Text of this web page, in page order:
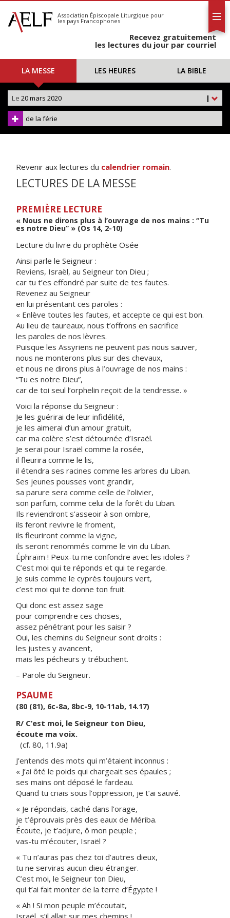
S'abonner
Calendrier
Association Épiscopale Liturgique pour
les pays Francophones
Recevez gratuitement
les lectures du jour par courriel
LA MESSE LES HEURES LA BIBLE
|
Le 20 mars 2020
de la férie
Revenir aux lectures du calendrier romain.
LECTURES DE LA MESSE
PREMIÈRE LECTURE
« Nous ne dirons plus à l’ouvrage de nos mains : “Tu
es notre Dieu” » (Os 14, 2-10)
Lecture du livre du prophète Osée
Ainsi parle le Seigneur :
Reviens, Israël, au Seigneur ton Dieu ;
car tu t’es effondré par suite de tes fautes.
Revenez au Seigneur
en lui présentant ces paroles :
« Enlève toutes les fautes, et accepte ce qui est bon.
Au lieu de taureaux, nous t’offrons en sacrifice
les paroles de nos lèvres.
Puisque les Assyriens ne peuvent pas nous sauver,
nous ne monterons plus sur des chevaux,
et nous ne dirons plus à l’ouvrage de nos mains :
“Tu es notre Dieu”,
car de toi seul l’orphelin reçoit de la tendresse. »
Voici la réponse du Seigneur :
Je les guérirai de leur infidélité,
je les aimerai d’un amour gratuit,
car ma colère s’est détournée d’Israël.
Je serai pour Israël comme la rosée,
il fleurira comme le lis,
il étendra ses racines comme les arbres du Liban.
Ses jeunes pousses vont grandir,
sa parure sera comme celle de l’olivier,
son parfum, comme celui de la forêt du Liban.
Ils reviendront s’asseoir à son ombre,
ils feront revivre le froment,
ils fleuriront comme la vigne,
ils seront renommés comme le vin du Liban.
Éphraïm ! Peux-tu me confondre avec les idoles ?
C’est moi qui te réponds et qui te regarde.
Je suis comme le cyprès toujours vert,
c’est moi qui te donne ton fruit.
Qui donc est assez sage
pour comprendre ces choses,
assez pénétrant pour les saisir ?
Oui, les chemins du Seigneur sont droits :
les justes y avancent,
mais les pécheurs y trébuchent.
– Parole du Seigneur.
PSAUME
(80 (81), 6c-8a, 8bc-9, 10-11ab, 14.17)
R/ C’est moi, le Seigneur ton Dieu,
écoute ma voix.
(cf. 80, 11.9a)
J’entends des mots qui m’étaient inconnus :
« J’ai ôté le poids qui chargeait ses épaules ;
ses mains ont déposé le fardeau.
Quand tu criais sous l’oppression, je t’ai sauvé.
« Je répondais, caché dans l’orage,
je t’éprouvais près des eaux de Mériba.
Écoute, je t’adjure, ô mon peuple ;
vas-tu m’écouter, Israël ?
« Tu n’auras pas chez toi d’autres dieux,
tu ne serviras aucun dieu étranger.
C’est moi, le Seigneur ton Dieu,
qui t’ai fait monter de la terre d’Égypte !
« Ah ! Si mon peuple m’écoutait,
Israël, s’il allait sur mes chemins !